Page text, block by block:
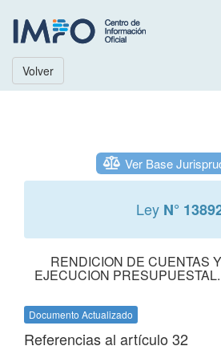
Volver
Ver Base
Ley N°
RENDICION DE CUENTAS
EJECUCION
Documento Actualizado
Referencias al artículo 32